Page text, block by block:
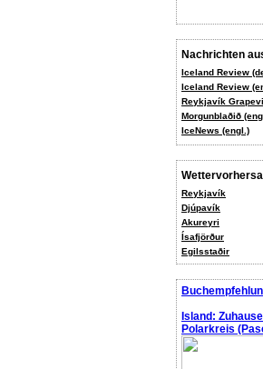
Nachrichten
Iceland Review
Iceland Review
Reykjavík
Morgunblaðið
IceNews (engl.)
Reykjavík
Djúpavík
Akureyri
Ísafjörður
Egilsstaðir
Island:
Polarkreis